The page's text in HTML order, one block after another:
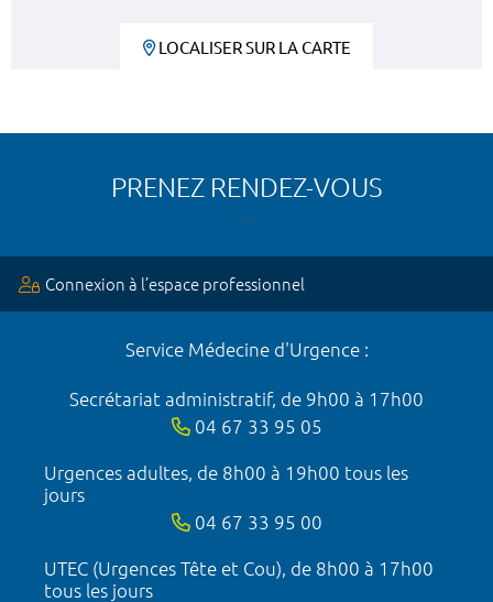
LOCALISER SUR LA CARTE
PRENEZ RENDEZ-VOUS
Connexion à l’espace professionnel
Service Médecine d'Urgence :
Secrétariat administratif, de 9h00 à 17h00
04 67 33 95 05
Urgences adultes, de 8h00 à 19h00 tous les
jours
04 67 33 95 00
UTEC (Urgences Tête et Cou), de 8h00 à 17h00
tous les jours